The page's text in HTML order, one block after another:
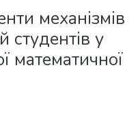
механізмів
студентів у
математичної